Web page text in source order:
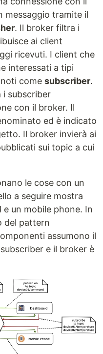
messaggio tramite il
. Il broker filtra i
ai client
ricevuti. I client che
interessati a tipi
come subscriber.
i subscriber
con il broker. Il
ed è indicato
Il broker invierà ai
sui topic a cui
le cose con un
a seguire mostra
e un mobile phone. In
del pattern
assumono il
e il broker è